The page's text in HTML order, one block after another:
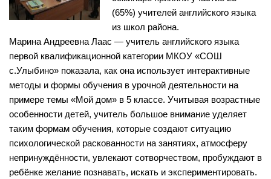
Курсовая подготовка
Система поддержки талантливых детей
Всероссийская олимпиада школьников
НПК школьников
Фестиваль ученических проектов
Лучшие проектные и исследовательские работы
Библиотека
Учебно-методическое обеспечение
Документы
(65%) учителей английского языка
из школ района.
Марина Андреевна Лаас — учитель английского языка
первой квалификационной категории МКОУ «СОШ
с.Улыбино» показала, как она использует интерактивные
методы и формы обучения в урочной деятельности на
примере темы «Мой дом» в 5 классе. Учитывая возрастные
особенности детей, учитель большое внимание уделяет
таким формам обучения, которые создают ситуацию
психологической раскованности на занятиях, атмосферу
непринуждённости, увлекают сотворчеством, пробуждают в
ребёнке желание познавать, искать и экспериментировать.